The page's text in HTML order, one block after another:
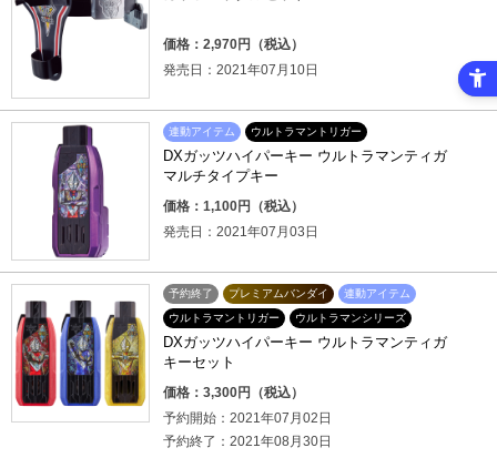
価格：2,970円（税込）
発売日：2021年07月10日
連動アイテム ウルトラマントリガー
DXガッツハイパーキー ウルトラマンティガ
マルチタイプキー
価格：1,100円（税込）
発売日：2021年07月03日
予約終了 プレミアムバンダイ
連動アイテム
ウルトラマントリガー
ウルトラマンシリーズ
DXガッツハイパーキー ウルトラマンティガ
キーセット
価格：3,300円（税込）
予約開始：2021年07月02日
予約終了：2021年08月30日